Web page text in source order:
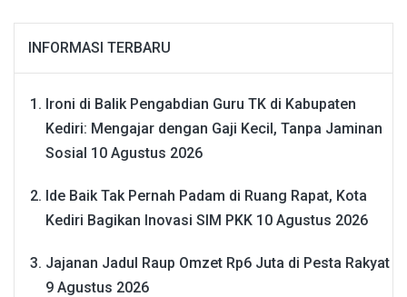
INFORMASI TERBARU
Ironi di Balik Pengabdian Guru TK di Kabupaten
Kediri: Mengajar dengan Gaji Kecil, Tanpa Jaminan
Sosial 10 Agustus 2026
Ide Baik Tak Pernah Padam di Ruang Rapat, Kota
Kediri Bagikan Inovasi SIM PKK 10 Agustus 2026
Jajanan Jadul Raup Omzet Rp6 Juta di Pesta Rakyat
9 Agustus 2026